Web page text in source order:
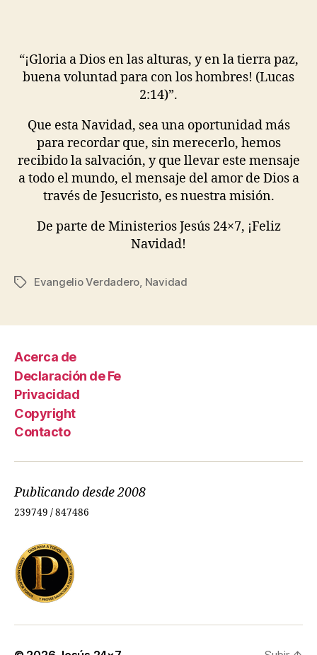
“¡Gloria a Dios en las alturas, y en la tierra paz,
buena voluntad para con los hombres! (Lucas
2:14)”.
Que esta Navidad, sea una oportunidad más
para recordar que, sin merecerlo, hemos
recibido la salvación, y que llevar este mensaje
a todo el mundo, el mensaje del amor de Dios a
través de Jesucristo, es nuestra misión.
De parte de Ministerios Jesús 24×7, ¡Feliz
Navidad!
Etiquetas
Evangelio Verdadero, Navidad
Acerca de
Declaración de Fe
Privacidad
Copyright
Contacto
Publicando desde 2008
239749 / 847486